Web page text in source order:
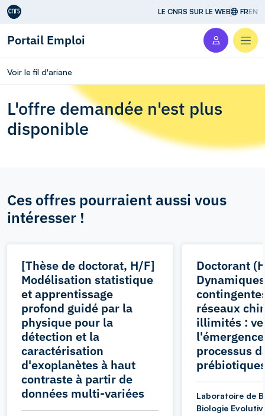
Aller au contenu LE CNRS SUR LE WEB FREN
Portail Emploi
Voir le fil d'ariane
L'offre demandée n'est plus
disponible
Ces offres pourraient aussi vous
intéresser !
[Thèse de doctorat, H/F]
Modélisation statistique
et apprentissage
profond guidé par la
physique pour la
détection et la
caractérisation
d'exoplanètes à haut
contraste à partir de
données multi-variées
Doctorant
Dynamiques
réseaux
illimités :
processus
Laboratoire de
Biologie